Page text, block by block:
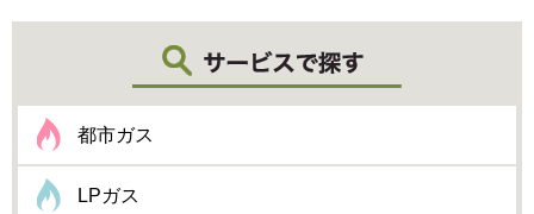
都市ガス
LPガス